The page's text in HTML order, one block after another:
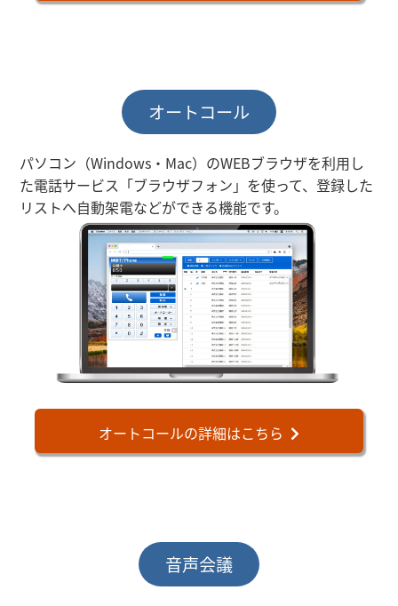
オートコール
パソコン（Windows・Mac）のWEBブラウザを利用し
た電話サービス「ブラウザフォン」を使って、登録した
リストへ自動架電などができる機能です。
オートコールの詳細はこちら
音声会議